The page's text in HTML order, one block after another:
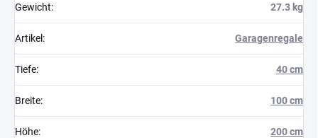
Gewicht: 27.3 kg
Artikel : Garagenregale
Tiefe: 40 cm
Breite: 100 cm
Höhe: 200 cm